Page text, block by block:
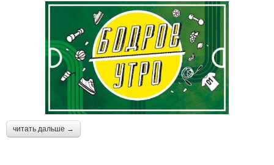
читать дальше →